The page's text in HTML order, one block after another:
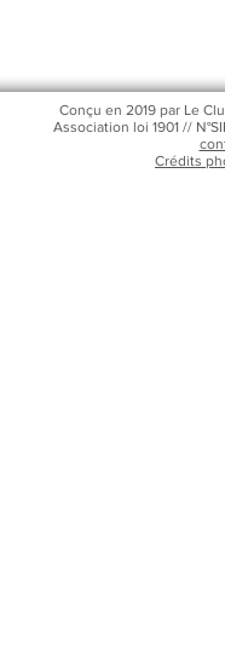
Conçu en 2019 par Le
Association loi 1901 //
Crédits